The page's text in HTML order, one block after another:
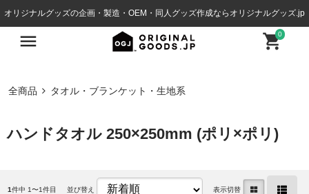
オリジナルグッズの企画・製造・OEM・同人グッズ作成ならオリジナルグッズ.jp
0
全商品 タオル・ブランケット・生地系
ハンドタオル 250×250mm (ポリ×ポリ)
1件中 1〜1件目 並び替え 表示切替